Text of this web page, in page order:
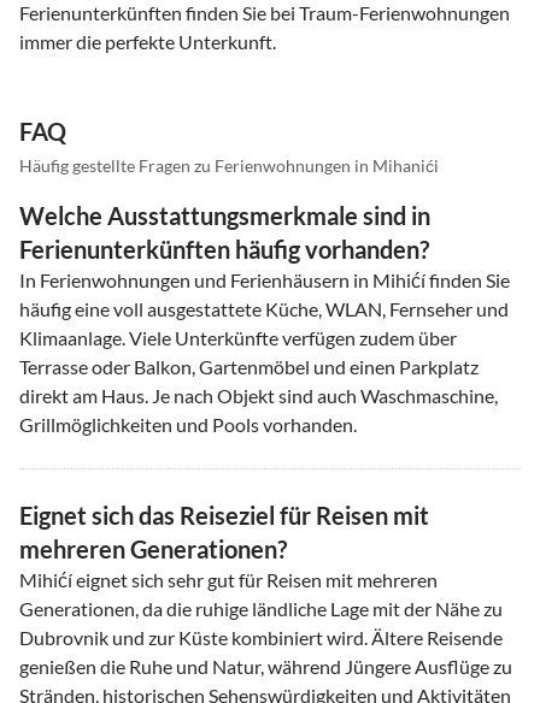
Ferienunterkünften finden Sie bei Traum-Ferienwohnungen
immer die perfekte Unterkunft.
FAQ
Häufig gestellte Fragen zu Ferienwohnungen in Mihanići
Welche Ausstattungsmerkmale sind in
Ferienunterkünften häufig vorhanden?
In Ferienwohnungen und Ferienhäusern in Mihićí finden Sie
häufig eine voll ausgestattete Küche, WLAN, Fernseher und
Klimaanlage. Viele Unterkünfte verfügen zudem über
Terrasse oder Balkon, Gartenmöbel und einen Parkplatz
direkt am Haus. Je nach Objekt sind auch Waschmaschine,
Grillmöglichkeiten und Pools vorhanden.
Eignet sich das Reiseziel für Reisen mit
mehreren Generationen?
Mihićí eignet sich sehr gut für Reisen mit mehreren
Generationen, da die ruhige ländliche Lage mit der Nähe zu
Dubrovnik und zur Küste kombiniert wird. Ältere Reisende
genießen die Ruhe und Natur, während Jüngere Ausflüge zu
Stränden, historischen Sehenswürdigkeiten und Aktivitäten